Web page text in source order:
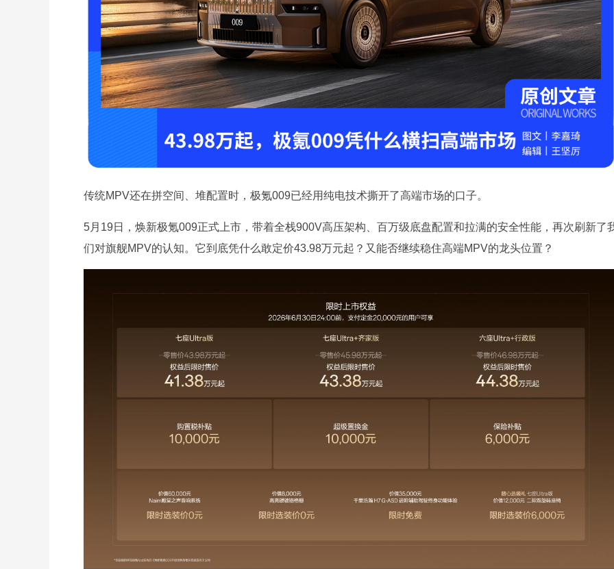
传统MPV还在拼空间、堆配置时，极氪009已经用纯电技术撕开了高端市场的口子。
5月19日，焕新极氪009正式上市，带着全栈900V高压架构、百万级底盘配置和拉满的安全性能，再次刷新了
们对旗舰MPV的认知。它到底凭什么敢定价43.98万元起？又能否继续稳住高端MPV的龙头位置？